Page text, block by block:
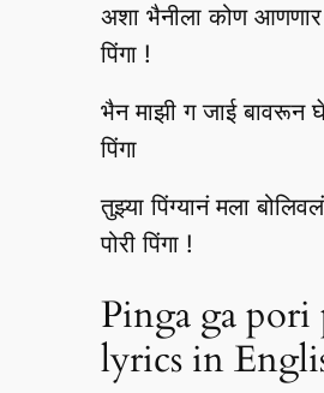
अशा भैनीला कोण आणणार
पिंगा !
भैन माझी ग जाई बावरून
पिंगा
तुझ्या पिंग्यानं मला
पोरी पिंगा !
Pinga ga pori
lyrics in